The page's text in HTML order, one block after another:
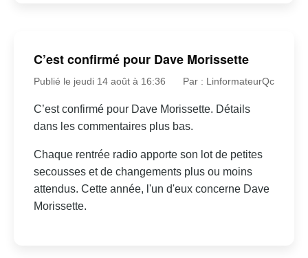
C’est confirmé pour Dave Morissette
Publié le jeudi 14 août à 16:36 Par : LinformateurQc
C’est confirmé pour Dave Morissette. Détails
dans les commentaires plus bas.
Chaque rentrée radio apporte son lot de petites
secousses et de changements plus ou moins
attendus. Cette année, l'un d'eux concerne Dave
Morissette.